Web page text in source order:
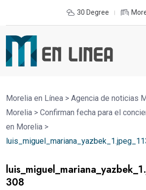
30 Degree
Morelia en Línea > Agencia de noticias
Morelia > Confirman fecha para el
en Morelia >
308